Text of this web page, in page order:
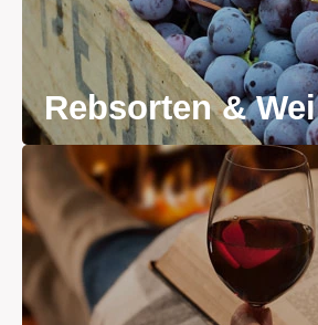
Rebsorten &